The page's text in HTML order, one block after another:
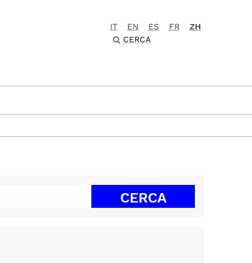
IT EN ES FR
ZH
CERCA